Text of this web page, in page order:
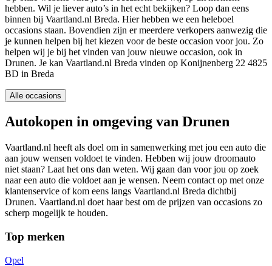
hebben. Wil je liever auto’s in het echt bekijken? Loop dan eens
binnen bij Vaartland.nl Breda. Hier hebben we een heleboel
occasions staan. Bovendien zijn er meerdere verkopers aanwezig die
je kunnen helpen bij het kiezen voor de beste occasion voor jou. Zo
helpen wij je bij het vinden van jouw nieuwe occasion, ook in
Drunen. Je kan Vaartland.nl Breda vinden op Konijnenberg 22 4825
BD in Breda
Alle occasions
Autokopen in omgeving van Drunen
Vaartland.nl heeft als doel om in samenwerking met jou een auto die
aan jouw wensen voldoet te vinden. Hebben wij jouw droomauto
niet staan? Laat het ons dan weten. Wij gaan dan voor jou op zoek
naar een auto die voldoet aan je wensen. Neem contact op met onze
klantenservice of kom eens langs Vaartland.nl Breda dichtbij
Drunen. Vaartland.nl doet haar best om de prijzen van occasions zo
scherp mogelijk te houden.
Top merken
Opel